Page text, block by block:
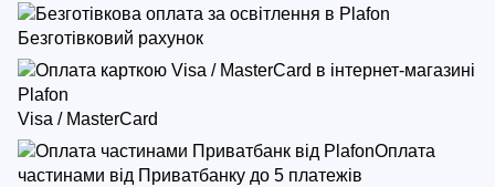
Безготівковий рахунок
Visa / MasterCard
Оплата
частинами від Приватбанку до 5 платежів